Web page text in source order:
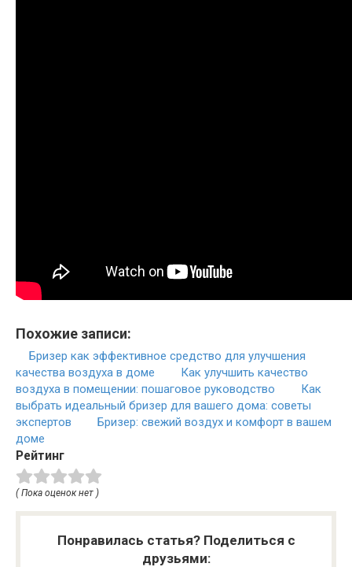
Похожие записи:
Бризер как эффективное средство для улучшения
качества воздуха в доме
Как улучшить качество
воздуха в помещении: пошаговое руководство
Как
выбрать идеальный бризер для вашего дома: советы
экспертов
Бризер: свежий воздух и комфорт в вашем
доме
Рейтинг
( Пока оценок нет )
Понравилась статья? Поделиться с
друзьями: